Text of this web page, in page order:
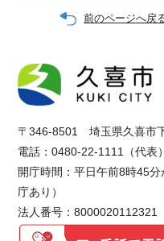
前のページへ戻
〒346-8501 埼玉県久喜市
電話：0480-22-1111（代表）
開庁時間：平日午前8時45
庁あり）
法人番号：8000020112321